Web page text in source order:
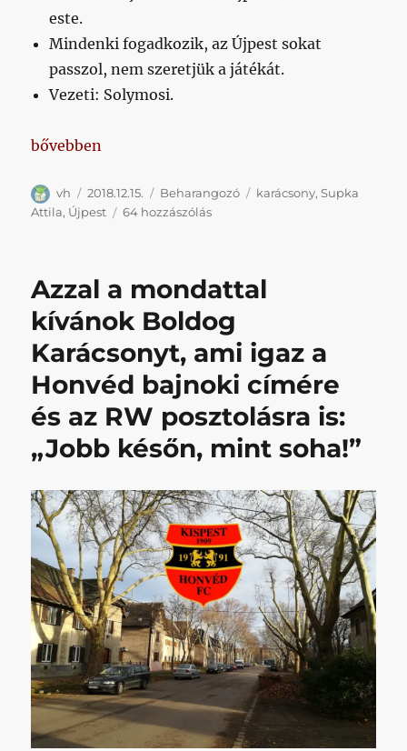
este.
Mindenki fogadkozik, az Újpest sokat
passzol, nem szeretjük a játékát.
Vezeti: Solymosi.
„A poszt, amelyben megpróbáljuk kideríteni, hogy
bővebben
Szerző
vh Közzétéve
2018.12.15. Kategória
Beharangozó Címke
karácsony,Supka
Attila, Újpest 64 hozzászólásA
kideríteni,
mit
keres
a
német
finomságain
merengő
Supka
egy
húsvétra
készülő
plázában
című
bejegyzéshez
Azzal a mondattal
kívánok Boldog
Karácsonyt, ami igaz a
Honvéd bajnoki címére
és az RW posztolásra is:
„Jobb későn, mint soha!”